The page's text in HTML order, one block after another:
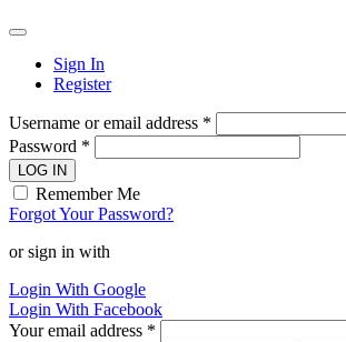
Sign In
Register
Username or email address *
Password *
LOG IN
Remember Me
Forgot Your Password?
or sign in with
Login With Google
Login With Facebook
Your email address *